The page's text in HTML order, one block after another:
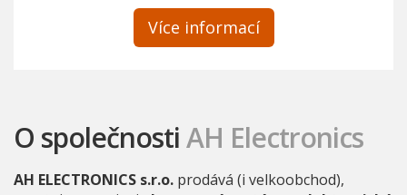
Více informací
O společnostiAH Electronics
AH ELECTRONICS s.r.o. prodává (i velkoobchod),